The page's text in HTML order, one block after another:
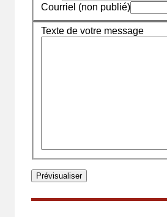
Courriel (non publié)
Texte de votre message